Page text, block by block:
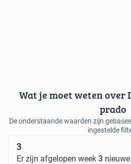
Wat je moet weten
prado
De onderstaande waarden zijn
ingestelde
3
Er zijn afgelopen week 3